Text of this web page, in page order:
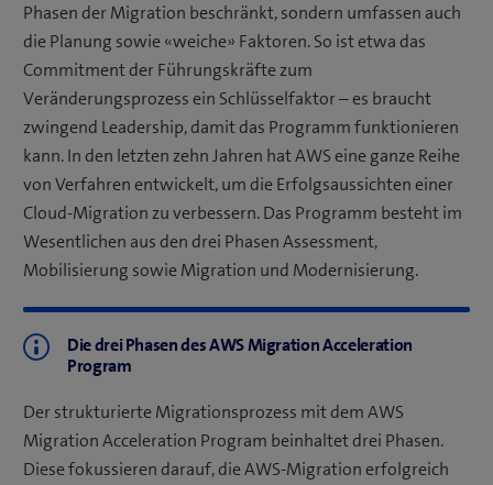
Phasen der Migration beschränkt, sondern umfassen auch
die Planung sowie «weiche» Faktoren. So ist etwa das
Commitment der Führungskräfte zum
Veränderungsprozess ein Schlüsselfaktor – es braucht
zwingend Leadership, damit das Programm funktionieren
kann. In den letzten zehn Jahren hat AWS eine ganze Reihe
von Verfahren entwickelt, um die Erfolgsaussichten einer
Cloud-Migration zu verbessern. Das Programm besteht im
Wesentlichen aus den drei Phasen Assessment,
Mobilisierung sowie Migration und Modernisierung.
Die drei Phasen des AWS Migration Acceleration
Program
Der strukturierte Migrationsprozess mit dem AWS
Migration Acceleration Program beinhaltet drei Phasen.
Diese fokussieren darauf, die AWS-Migration erfolgreich